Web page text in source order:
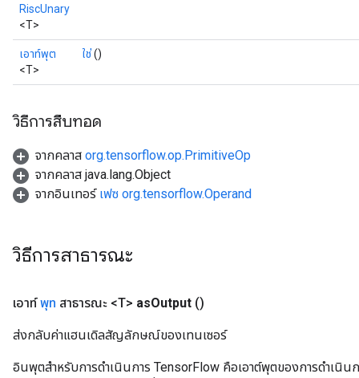
RiscUnary
<T>
เอาท์พุต
<T>
ใช่()
วิธีการสืบทอด
จากคลาส org.tensorflow.op.PrimitiveOp
จากคลาส java.lang.Object
จากอินเทอร์ เฟซ org.tensorflow.Operand
วิธีการสาธารณะ
เอาท์พุท สาธารณะ <T> asOutput ()
ส่งกลับค่าแฮนเดิลสัญลักษณ์ของเทนเซอร์
อินพุตสำหรับการดำเนินการ TensorFlow คือเอาต์พุตของการดำเนิน